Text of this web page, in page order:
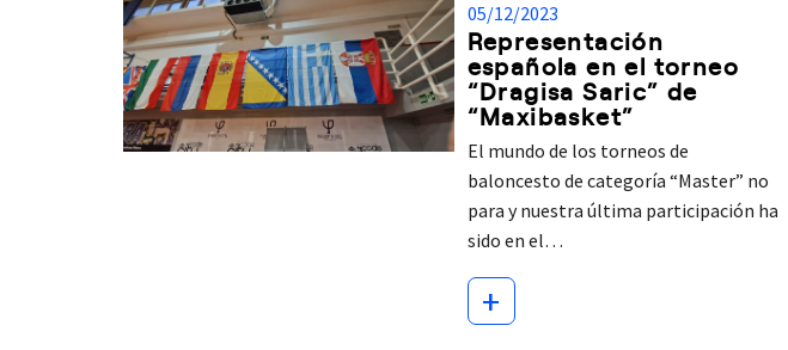
05/12/2023
Representación
española en el torneo
“Dragisa Saric” de
“Maxibasket”
El mundo de los torneos de
baloncesto de categoría “Master” no
para y nuestra última participación ha
sido en el…
+